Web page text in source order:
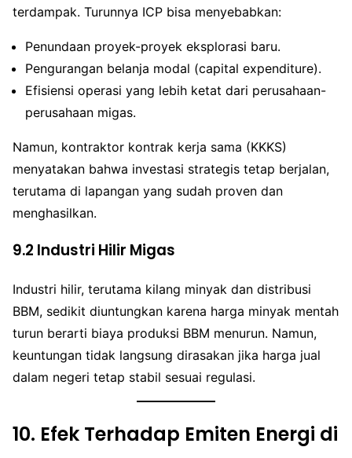
terdampak. Turunnya ICP bisa menyebabkan:
Penundaan proyek-proyek eksplorasi baru.
Pengurangan belanja modal (capital expenditure).
Efisiensi operasi yang lebih ketat dari perusahaan-
perusahaan migas.
Namun, kontraktor kontrak kerja sama (KKKS)
menyatakan bahwa investasi strategis tetap berjalan,
terutama di lapangan yang sudah proven dan
menghasilkan.
9.2 Industri Hilir Migas
Industri hilir, terutama kilang minyak dan distribusi
BBM, sedikit diuntungkan karena harga minyak mentah
turun berarti biaya produksi BBM menurun. Namun,
keuntungan tidak langsung dirasakan jika harga jual
dalam negeri tetap stabil sesuai regulasi.
10. Efek Terhadap Emiten Energi di